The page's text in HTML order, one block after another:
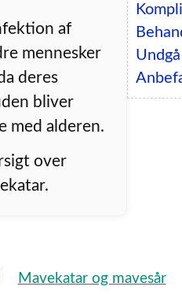
af
mennesker
deres
bliver
med alderen.
over